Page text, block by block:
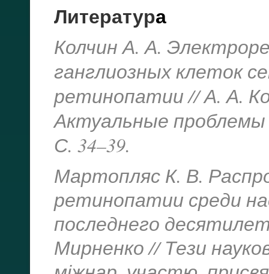
Литература
Колчин А. А.
ганглиозных клеток
ретинопатии // А. А.
Актуальные
С. 34–39.
Мартопляс К. В.
ретинопатии среди
последнего
Мирненко // Тези